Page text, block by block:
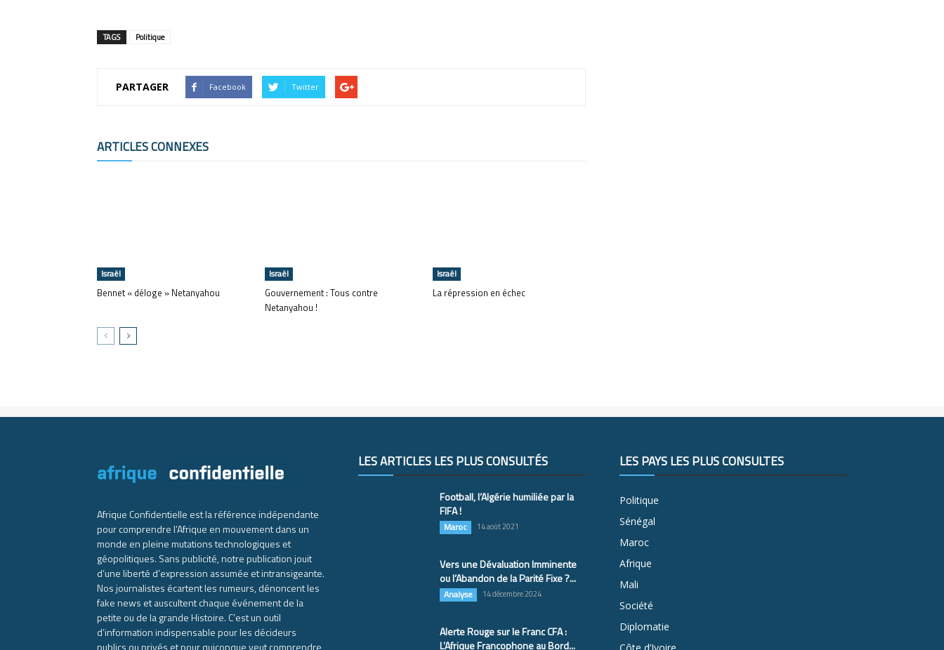
TAGS Politique
PARTAGER Facebook Twitter
ARTICLES CONNEXES
Israël
Bennet « déloge » Netanyahou
Israël
Gouvernement : Tous contre
Netanyahou !
Israël
La répression en échec
Afrique Confidentielle est la référence indépendante
pour comprendre l’Afrique en mouvement dans un
monde en pleine mutations technologiques et
géopolitiques. Sans publicité, notre publication jouit
d’une liberté d’expression assumée et intransigeante.
Nos journalistes écartent les rumeurs, dénoncent les
fake news et auscultent chaque événement de la
petite ou de la grande Histoire. C’est un outil
d’information indispensable pour les décideurs
publics ou privés et pour quiconque veut comprendre
LES ARTICLES LES PLUS CONSULTÉS
Football, l’Algérie humiliée par la
FIFA !
Maroc 14 août 2021
Vers une Dévaluation Imminente
ou l’Abandon de la Parité Fixe ?...
Analyse 14 décembre 2024
Alerte Rouge sur le Franc CFA :
L’Afrique Francophone au Bord...
LES PAYS LES PLUS CONSULTÉS
Politique
Sénégal
Maroc
Afrique
Mali
Société
Diplomatie
Côte d’Ivoire